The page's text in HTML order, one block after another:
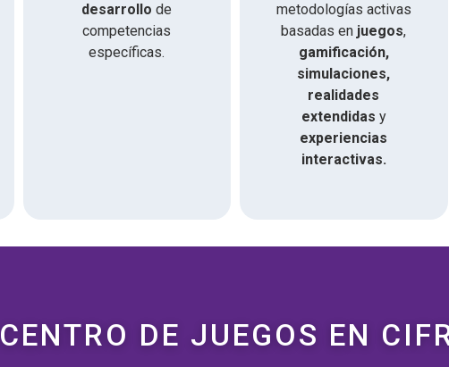
desarrollo de
competencias
específicas.
metodologías activas
basadas en juegos,
gamificación,
simulaciones,
realidades
extendidas y
experiencias
interactivas.
CENTRO DE JUEGOS EN